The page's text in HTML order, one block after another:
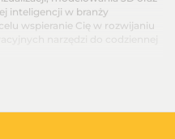
inteligencji w branży
wspieranie Cię w rozwijaniu
wnętrz –